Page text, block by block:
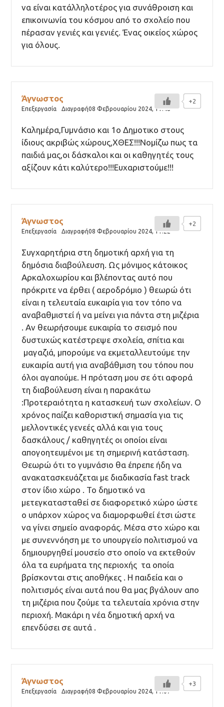
να είναι κατάλληλοτέρος για συνάθροιση και
επικοινωνία του κόσμου από το σχολείο που
πέρασαν γενιές και γενιές. Ένας οικείος χώρος
για όλους.
Άγνωστος
Επεξεργασία Διαγραφή08 Φεβρουαρίου 2024,11:48
Καλημέρα,Γυμνάσιο και 1ο Δημοτικο στους
ίδιους ακριβώς χώρους,ΧΘΕΣ!!!Νομίζω πως τα
παιδιά μας,οι δάσκαλοι και οι καθηγητές τους
αξίζουν κάτι καλύτερο!!!Ευχαριστούμε!!!
+2
Άγνωστος
Επεξεργασία Διαγραφή08 Φεβρουαρίου 2024,11:22
Συγχαρητήρια στη δημοτική αρχή για τη
δημόσια διαβούλευση. Ως μόνιμος κάτοικος
Αρκαλοχωρίου και βλέποντας αυτό που
πρόκριτε να έρθει ( αεροδρόμιο ) θεωρώ ότι
είναι η τελευταία ευκαιρία για τον τόπο να
αναβαθμιστεί ή να μείνει για πάντα στη μιζέρια
. Αν θεωρήσουμε ευκαιρία το σεισμό που
δυστυχώς κατέστρεψε σχολεία, σπίτια και
μαγαζιά, μπορούμε να εκμεταλλευτούμε την
ευκαιρία αυτή για αναβάθμιση του τόπου που
όλοι αγαπούμε. Η πρόταση μου σε ότι αφορά
τη διαβούλευση είναι η παρακάτω
:Προτεραιότητα η κατασκευή των σχολείων. Ο
χρόνος παίζει καθοριστική σημασία για τις
μελλοντικές γενεές αλλά και για τους
δασκάλους / καθηγητές οι οποίοι είναι
απογοητευμένοι με τη σημερινή κατάσταση.
Θεωρώ ότι το γυμνάσιο θα έπρεπε ήδη να
ανακατασκευάζεται με διαδικασία fast track
στον ίδιο χώρο . Το δημοτικό να
μετεγκατασταθεί σε διαφορετικό χώρο ώστε
ο υπάρχον χώρος να διαμορφωθεί έτσι ώστε
να γίνει σημείο αναφοράς. Μέσα στο χώρο και
με συνεννόηση με το υπουργείο πολιτισμού να
δημιουργηθεί μουσείο στο οποίο να εκτεθούν
όλα τα ευρήματα της περιοχής τα οποία
βρίσκονται στις αποθήκες . Η παιδεία και ο
πολιτισμός είναι αυτά που θα μας βγάλουν απο
τη μιζέρια που ζούμε τα τελευταία χρόνια στην
περιοχή. Μακάρι η νέα δημοτική αρχή να
επενδύσει σε αυτά .
+2
Άγνωστος
Επεξεργασία Διαγραφή08 Φεβρουαρίου 2024,11:07
+3